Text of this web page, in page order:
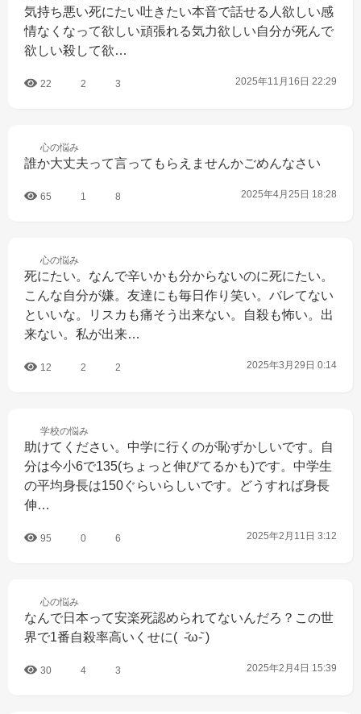
気持ち悪い死にたい吐きたい本音で話せる人欲しい感
情なくなって欲しい頑張れる気力欲しい自分が死んで
欲しい殺して欲…
22 2 3 2025年11月16日 22:29
心の悩み
誰か大丈夫って言ってもらえませんかごめんなさい
65 1 8 2025年4月25日 18:28
心の悩み
死にたい。なんで辛いかも分からないのに死にたい。
こんな自分が嫌。友達にも毎日作り笑い。バレてない
といいな。リスカも痛そう出来ない。自殺も怖い。出
来ない。私が出来…
12 2 2 2025年3月29日 0:14
学校の悩み
助けてください。中学に行くのが恥ずかしいです。自
分は今小6で135(ちょっと伸びてるかも)です。中学生
の平均身長は150ぐらいらしいです。どうすれば身長
伸…
95 0 6 2025年2月11日 3:12
心の悩み
なんで日本って安楽死認められてないんだろ？この世
界で1番自殺率高いくせに(  -᷄ω-᷅ )
30 4 3 2025年2月4日 15:39